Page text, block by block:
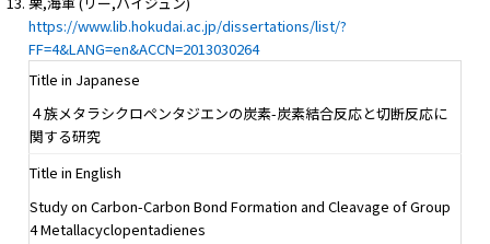
https://www.lib.hokudai.ac.jp/dissertations/list/?
FF=4&LANG=en&ACCN=2013030264
Title in Japanese
４族メタラシクロペンタジエンの炭素-炭素結合反応と切断反応に
関する研究
Title in English
Study on Carbon-Carbon Bond Formation and Cleavage of Group
4 Metallacyclopentadienes